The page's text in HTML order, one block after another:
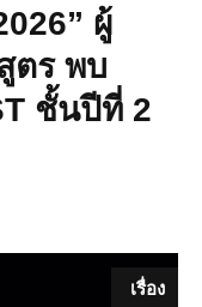
ผู้
ตร พบ
ชั้นปีที่ 2
เรื่อง